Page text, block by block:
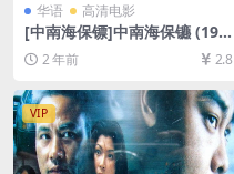
华语 高清电影
[中南海保镖]中南海保镳 (199
4)[百度网盘+夸克网盘1080P
超清未删减资源][网盘在线播
放/下载][MP4/5.8GB][粤语中
字]
2 年前 2.8
VIP